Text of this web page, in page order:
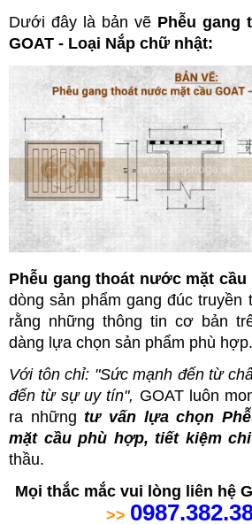
Dưới đây là bản vẽ Phễu gang
GOAT - Loại Nắp chữ nhật:
Phễu gang thoát nước mặt cầu
dòng sản phẩm gang đúc truyền
rằng những thông tin cơ bản
dàng lựa chọn sản phẩm phù hợp.
Với tôn chỉ: "Sức mạnh đến từ
đến từ sự uy tín", GOAT luôn
ra những tư vấn lựa chọn
mặt cầu phù hợp, tiết kiệm
thầu.
Mọi thắc mắc vui lòng liên hệ
>>